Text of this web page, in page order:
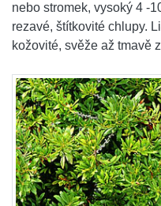
nebo stromek, vysoký 4 -
rezavé, štítkovité chlupy.
kožovité, svěže až tmavě